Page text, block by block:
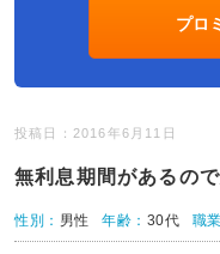
プロ
投稿日：2016年6月11日
無利息期間があるの
性別： 男性 年齢： 30代 職